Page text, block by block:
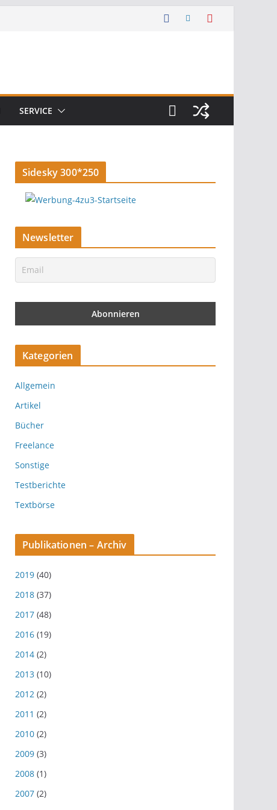
SERVICE
Sidesky 300*250
Newsletter
Kategorien
Allgemein
Artikel
Bücher
Freelance
Sonstige
Testberichte
Textbörse
Publikationen – Archiv
2019 (40)
2018 (37)
2017 (48)
2016 (19)
2014 (2)
2013 (10)
2012 (2)
2011 (2)
2010 (2)
2009 (3)
2008 (1)
2007 (2)